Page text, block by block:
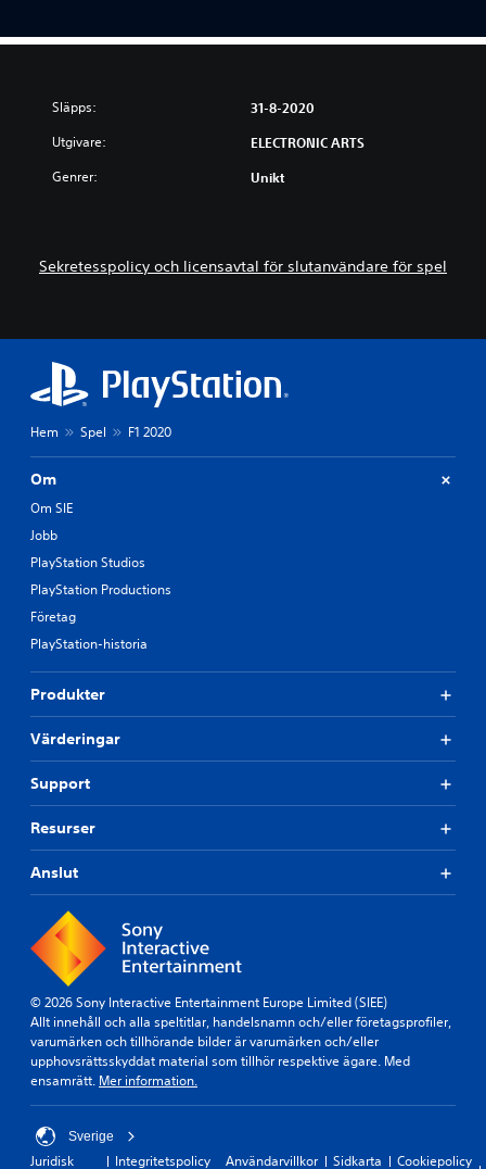
Släpps: 31-8-2020
Utgivare: ELECTRONIC ARTS
Genrer: Unikt
Sekretesspolicy och licensavtal för slutanvändare för spel
Hem Spel F1 2020
Om
Om SIE
Jobb
PlayStation Studios
PlayStation Productions
Företag
PlayStation-historia
Produkter
Värderingar
Support
Resurser
Anslut
© 2026 Sony Interactive Entertainment Europe Limited (SIEE)
Allt innehåll och alla speltitlar, handelsnamn och/eller företagsprofiler,
varumärken och tillhörande bilder är varumärken och/eller
upphovsrättsskyddat material som tillhör respektive ägare. Med
ensamrätt. Mer information.
Sverige
Juridisk Integritetspolicy Användarvillkor Sidkarta Cookiepolicy